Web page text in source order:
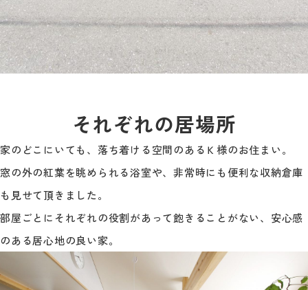
それぞれの居場所
家のどこにいても、落ち着ける空間のあるＫ様のお住まい。
窓の外の紅葉を眺められる浴室や、非常時にも便利な収納倉庫
も見せて頂きました。
部屋ごとにそれぞれの役割があって飽きることがない、安心感
のある居心地の良い家。